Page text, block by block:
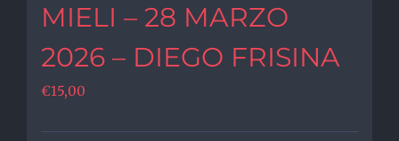
MIELI – 28 MARZO
2026 – DIEGO FRISINA
€15,00